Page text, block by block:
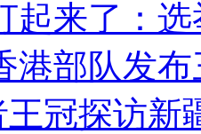
起来了：
港部队发
王冠探访新